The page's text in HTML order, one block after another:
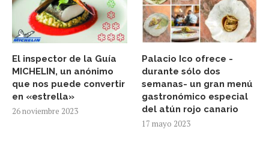
El inspector de la Guía
MICHELIN, un anónimo
que nos puede convertir
en «estrella»
26 noviembre 2023
Palacio Ico ofrece -
durante sólo dos
semanas- un gran menú
gastronómico especial
del atún rojo canario
17 mayo 2023